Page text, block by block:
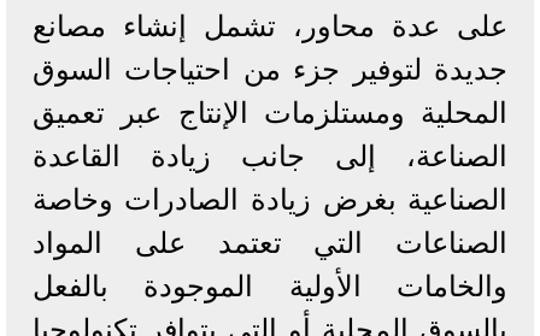
على عدة محاور، تشمل إنشاء مصانع
جديدة لتوفير جزء من احتياجات السوق
المحلية ومستلزمات الإنتاج عبر تعميق
الصناعة، إلى جانب زيادة القاعدة
الصناعية بغرض زيادة الصادرات وخاصة
الصناعات التي تعتمد على المواد
والخامات الأولية الموجودة بالفعل
بالسوق المحلية أو التي يتوافر تكنولوجيا